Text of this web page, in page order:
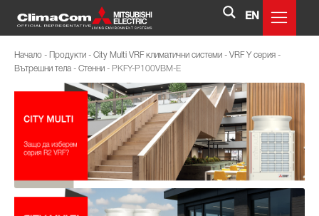
EN
Начало - Продукти - City Multi VRF климатични системи - VRF Y серия -
Вътрешни тела - Стенни - PKFY-P100VBM-E